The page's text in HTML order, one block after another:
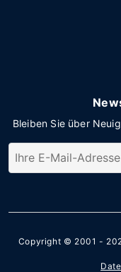
Bleiben Sie über
Copyright © 2001 -